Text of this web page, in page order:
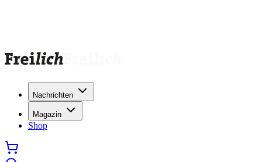
Nachrichten
Magazin
Shop